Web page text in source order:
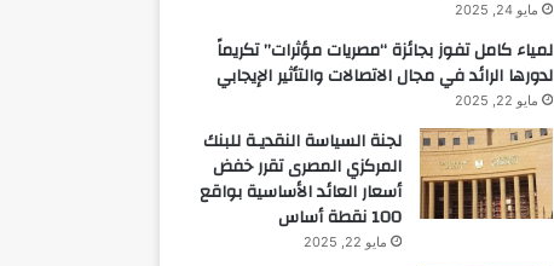
مايو 24, 2025
لمياء كامل تفوز بجائزة “مصريات مؤثرات” تكريماً
لدورها الرائد في مجال الاتصالات والتأثير الإيجابي
مايو 22, 2025
لجنة السياسة النقديـة للبنك
المركزي المصرى تقرر خفض
أسعار العائد الأساسية بواقع
100 نقطة أساس
مايو 22, 2025